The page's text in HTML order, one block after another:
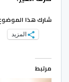
شارك هذا
المزيد
مرتبط